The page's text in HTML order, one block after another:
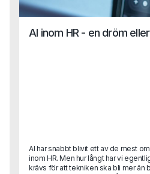
AI inom HR - en dröm
AI har snabbt blivit ett av de mest
inom HR. Men hur långt har vi
krävs för att tekniken ska bli mer än